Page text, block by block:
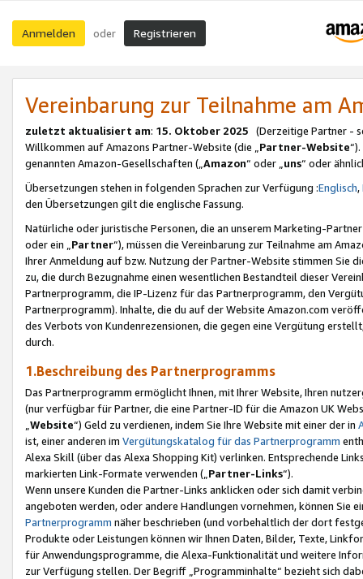
Anmelden oder Registrieren
Vereinbarung zur Teilnahme am
zuletzt aktualisiert am: 15. Oktober 2025 (Derzeitige Partner -
Willkommen auf Amazons Partner-Website (die „Partner-Website
genannten Amazon-Gesellschaften („Amazon“ oder „uns“ oder
Übersetzungen stehen in folgenden Sprachen zur Verfügung :Englisch,
den Übersetzungen gilt die englische Fassung.
Natürliche oder juristische Personen, die an unserem Marketing-
oder ein „Partner“), müssen die Vereinbarung zur Teilnahme am
Ihrer Anmeldung auf bzw. Nutzung der Partner-Website stimmen Sie
zu, die durch Bezugnahme einen wesentlichen Bestandteil dieser
Partnerprogramm, die IP-Lizenz für das Partnerprogramm, den
Partnerprogramm). Inhalte, die du auf der Website Amazon.com
des Verbots von Kundenrezensionen, die gegen eine Vergütung
durch.
1.Beschreibung des Partnerprogramms
Das Partnerprogramm ermöglicht Ihnen, mit Ihrer Website, Ihren
(nur verfügbar für Partner, die eine Partner-ID für die Amazon UK
Website“) Geld zu verdienen, indem Sie Ihre Website mit einer der in
ist, einer anderen im Vergütungskatalog für das Partnerprogramm
Alexa Skill (über das Alexa Shopping Kit) verlinken. Entsprechende
markierten Link-Formate verwenden („ Partner-Links“).
Wenn unsere Kunden die Partner-Links anklicken oder sich damit
angeboten werden, oder andere Handlungen vornehmen, können Sie
Partnerprogramm näher beschrieben (und vorbehaltlich der dort
Produkte oder Leistungen können wir Ihnen Daten, Bilder, Texte,
für Anwendungsprogramme, die Alexa-Funktionalität und weitere
zur Verfügung stellen. Der Begriff „Programminhalte“ bezieht sich